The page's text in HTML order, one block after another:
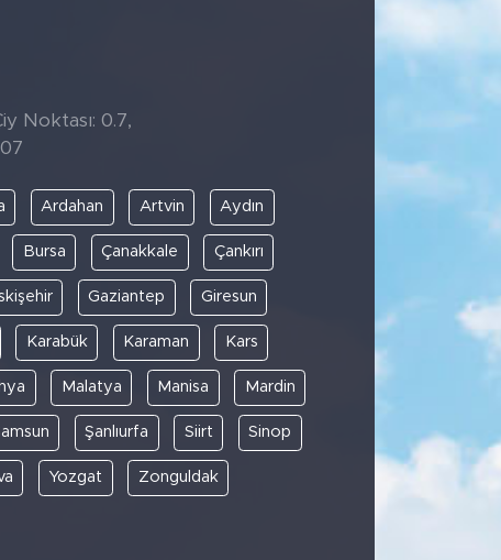
Noktası: 0.7,
Ardahan Artvin Aydın
Bursa Çanakkale Çankırı
Gaziantep Giresun
Karabük Karaman Kars
Malatya Manisa Mardin
Şanlıurfa Siirt Sinop
Yozgat Zonguldak